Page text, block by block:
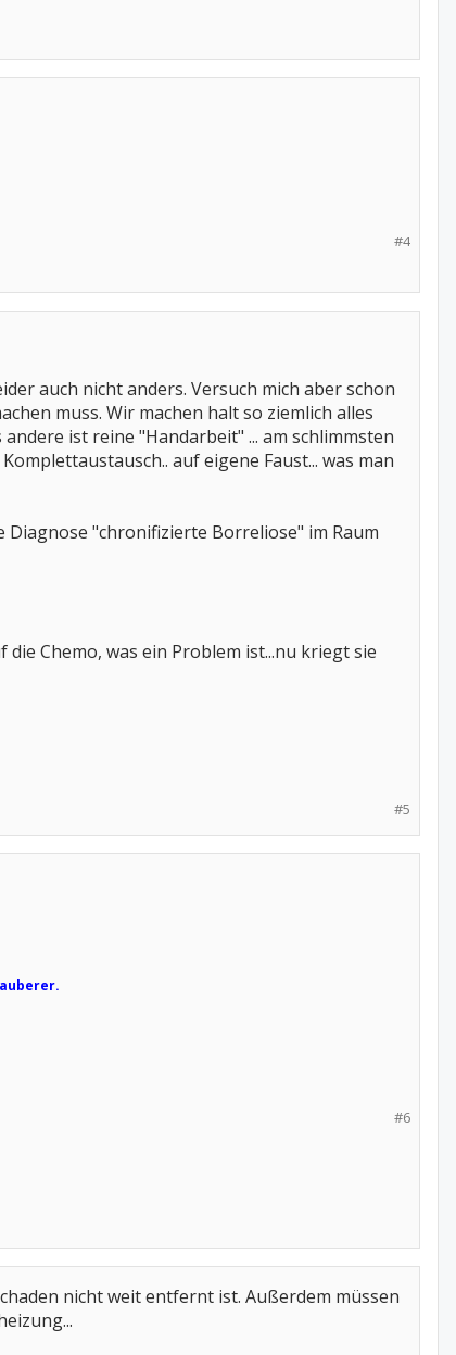
#4
auch nicht anders. Versuch mich aber schon
muss. Wir machen halt so ziemlich alles
ist reine "Handarbeit" ... am schlimmsten
auf eigene Faust... was man
Diagnose "chronifizierte Borreliose" im Raum
Chemo, was ein Problem ist...nu kriegt sie
#5
#6
nicht weit entfernt ist. Außerdem müssen